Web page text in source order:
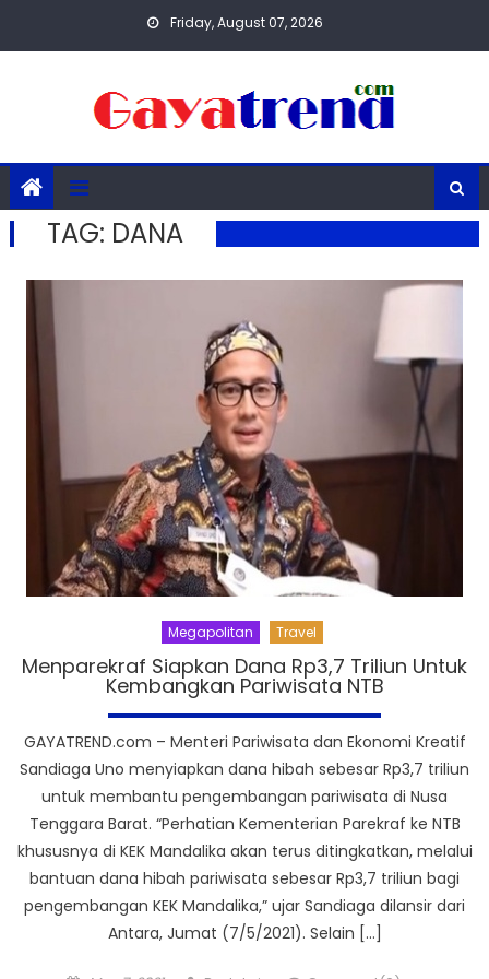
Friday, August 07, 2026
TAG: DANA
Megapolitan Travel
Menparekraf Siapkan Dana Rp3,7 Triliun Untuk
Kembangkan Pariwisata NTB
GAYATREND.com – Menteri Pariwisata dan Ekonomi Kreatif
Sandiaga Uno menyiapkan dana hibah sebesar Rp3,7 triliun
untuk membantu pengembangan pariwisata di Nusa
Tenggara Barat. “Perhatian Kementerian Parekraf ke NTB
khususnya di KEK Mandalika akan terus ditingkatkan, melalui
bantuan dana hibah pariwisata sebesar Rp3,7 triliun bagi
pengembangan KEK Mandalika,” ujar Sandiaga dilansir dari
Antara, Jumat (7/5/2021). Selain […]